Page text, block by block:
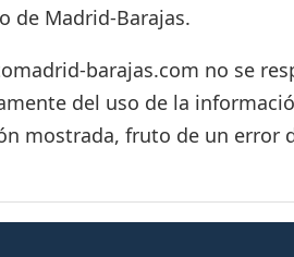
de Madrid-Barajas.
barajas.com no se
del uso de la
mostrada, fruto de un error